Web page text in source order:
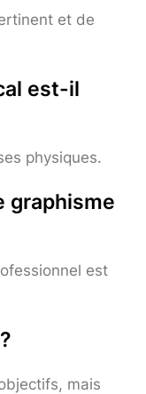
et de
est-il
physiques.
graphisme
est
mais